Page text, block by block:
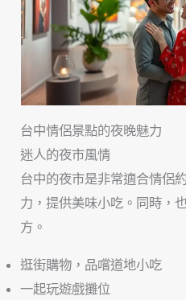
台中情侶景點的夜晚魅力
迷人的夜市風情
台中的夜市是非常適合情侶
力，提供美味小吃。同時，
方。
逛街購物，品嚐道地小吃
一起玩遊戲攤位